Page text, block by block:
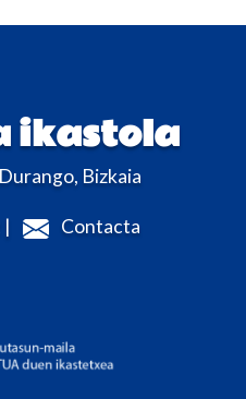
ikastola
Bizkaia
| Contacta